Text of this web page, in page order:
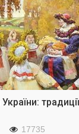
України:
17735